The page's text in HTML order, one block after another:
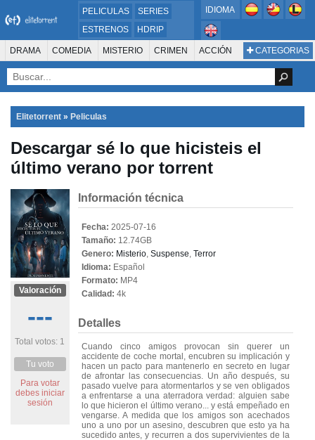
PELICULAS
SERIES
ESTRENOS
HDRIP
MICROHD
720P
DVDRIP
IDIOMA
CATEGORIAS
DRAMA COMEDIA MISTERIO CRIMEN ACCIÓN
SUSPENSO AVENTURA
ANIMACIÓN ROMANCE TERROR CIENCIA FICCIÓN FANTASÍA
FAMILIA DOCUS Y TV
PELÍCULA DE LA TELEVISIÓN FOREIGN KIDS REALITY
THRILLER
Elitetorrent » Peliculas
Descargar sé lo que hicisteis el
último verano por torrent
Valoración
---
Total votos: 1
Tu voto
Para votar
debes iniciar
sesión
Información técnica
Fecha: 2025-07-16
Tamaño: 12.74GB
Genero: Misterio, Suspense, Terror
Idioma: Español
Formato: MP4
Calidad: 4k
Detalles
Cuando cinco amigos provocan sin querer un
accidente de coche mortal, encubren su implicación y
hacen un pacto para mantenerlo en secreto en lugar
de afrontar las consecuencias. Un año después, su
pasado vuelve para atormentarlos y se ven obligados
a enfrentarse a una aterradora verdad: alguien sabe
lo que hicieron el último verano... y está empeñado en
vengarse. A medida que los amigos son acechados
uno a uno por un asesino, descubren que esto ya ha
sucedido antes, y recurren a dos supervivientes de la